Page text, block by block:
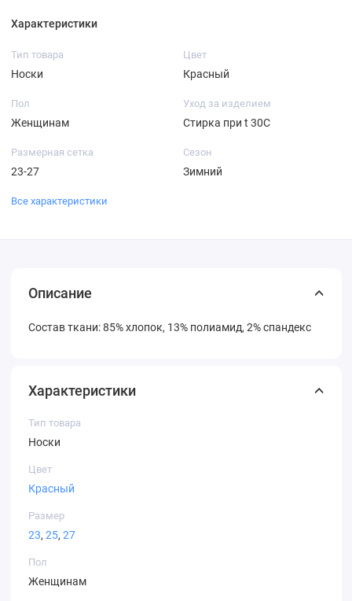
Характеристики
Тип товара
Носки
Цвет
Красный
Пол
Женщинам
Уход за изделием
Стирка при t 30С
Размерная сетка
23-27
Сезон
Зимний
Все характеристики
Описание
Состав ткани: 85% хлопок, 13% полиамид, 2% спандекс
Характеристики
Тип товара
Носки
Цвет
Красный
Размер
23, 25, 27
Пол
Женщинам